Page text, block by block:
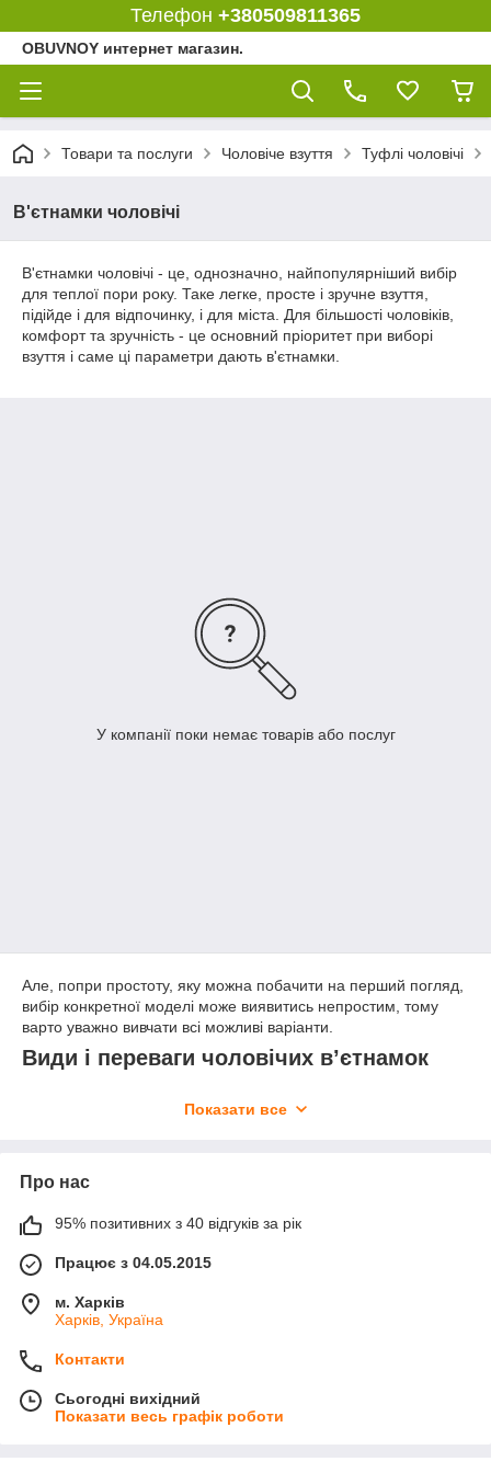
Телефон +380509811365
OBUVNOY интернет магазин.
Товари та послуги Чоловіче взуття Туфлі чоловічі
В'єтнамки чоловічі
В'єтнамки чоловічі - це, однозначно, найпопулярніший вибір
для теплої пори року. Таке легке, просте і зручне взуття,
підійде і для відпочинку, і для міста. Для більшості чоловіків,
комфорт та зручність - це основний пріоритет при виборі
взуття і саме ці параметри дають в'єтнамки.
У компанії поки немає товарів або послуг
Але, попри простоту, яку можна побачити на перший погляд,
вибір конкретної моделі може виявитись непростим, тому
варто уважно вивчати всі можливі варіанти.
Види і переваги чоловічих в’єтнамок
на те, яке зроблено з натуральних матеріалів та штучних.
грибка. Тому ми рекомендуємо звертати увагу на якісніші
Перевагою натуральної шкіри є той факт, що матеріал з
такому взутті стає максимально комфортно.
Переваги, які мають чоловічі в'єтнамки:
мала вага дозволяє їх взяти у відпустку як додаткову
нога не пітніє і добре провітрюється навіть у спеку;
Показати все
Про нас
95% позитивних з 40 відгуків за рік
Працює з 04.05.2015
м. Харків
Харків, Україна
Контакти
Сьогодні вихідний
Показати весь графік роботи